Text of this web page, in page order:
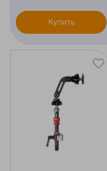
Купить